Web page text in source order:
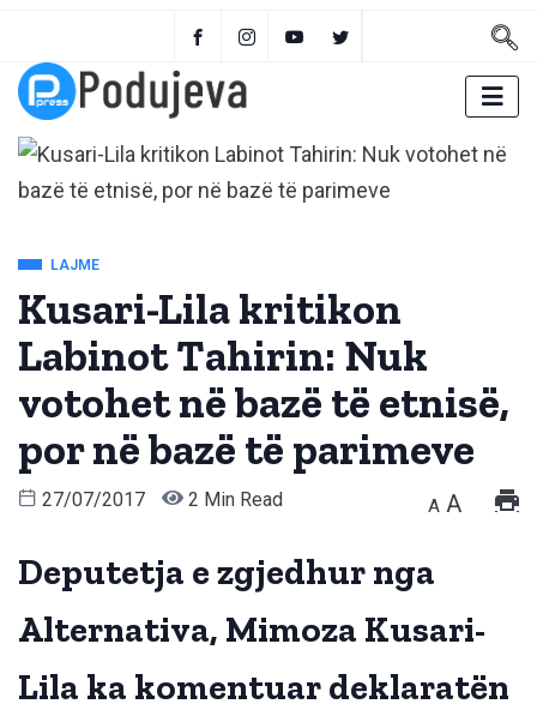
LAJME
Kusari-Lila kritikon
Labinot Tahirin: Nuk
votohet në bazë të etnisë,
por në bazë të parimeve
27/07/2017 2 Min Read A A
Deputetja e zgjedhur nga
Alternativa, Mimoza Kusari-
Lila ka komentuar deklaratën